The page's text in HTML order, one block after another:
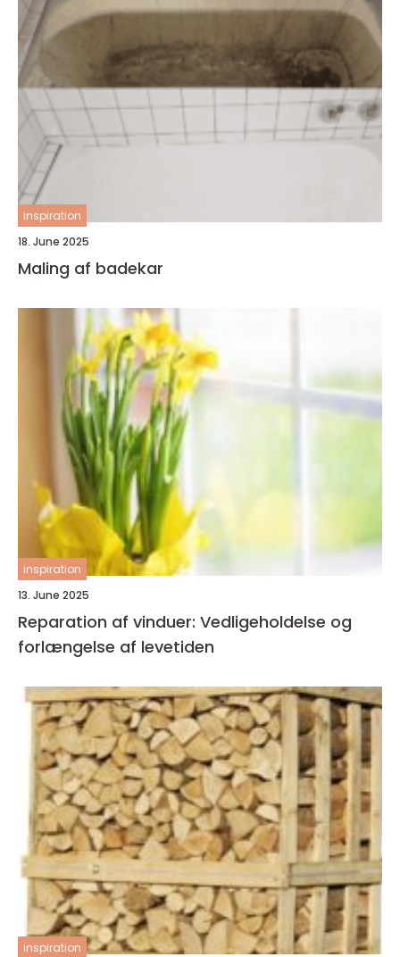
inspiration
18. June 2025
Maling af badekar
inspiration
13. June 2025
Reparation af vinduer: Vedligeholdelse og
forlængelse af levetiden
inspiration